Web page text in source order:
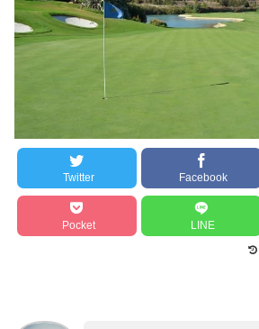
Twitter Facebook
Pocket LINE